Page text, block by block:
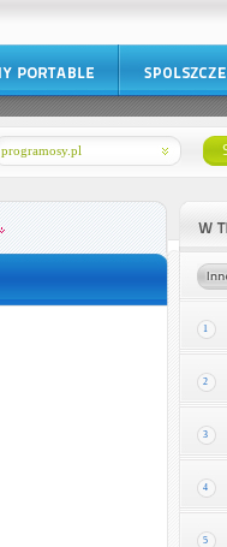
programosy.pl
1
2
3
4
5